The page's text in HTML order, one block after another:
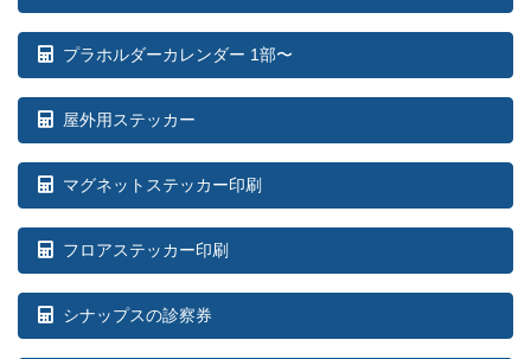
プラホルダーカレンダー 1部〜
屋外用ステッカー
マグネットステッカー印刷
フロアステッカー印刷
シナップスの診察券